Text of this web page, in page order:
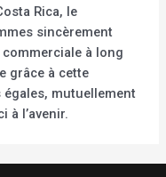
Rica, le
sincèrement
à long
grâce à cette
mutuellement
à l’avenir.